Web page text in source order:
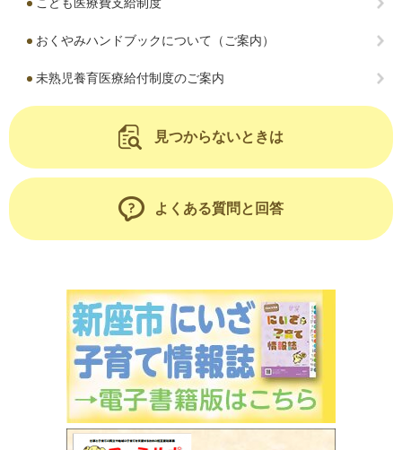
おくやみハンドブックについて（ご案内）
未熟児養育医療給付制度のご案内
見つからないときは
よくある質問と回答